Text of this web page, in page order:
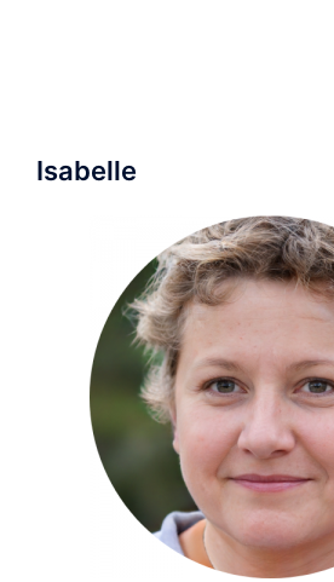
Isabelle